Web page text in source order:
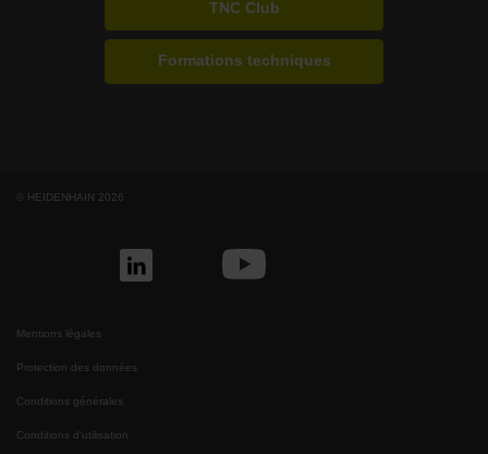
TNC Club
Formations techniques
© HEIDENHAIN 2026
Mentions légales
Protection des données
Conditions générales
Conditions d'utilisation